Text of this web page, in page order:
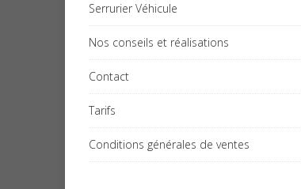
Serrurier Véhicule
Nos conseils et réalisations
Contact
Tarifs
Conditions générales de ventes